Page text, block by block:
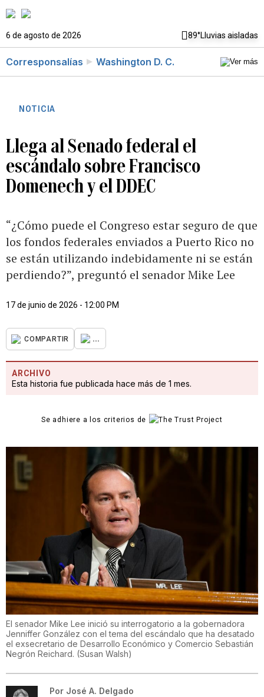
6 de agosto de 2026 89°Lluvias aisladas
Corresponsalías Washington D. C.
NOTICIA
Llega al Senado federal el
escándalo sobre Francisco
Domenech y el DDEC
“¿Cómo puede el Congreso estar seguro de que
los fondos federales enviados a Puerto Rico no
se están utilizando indebidamente ni se están
perdiendo?”, preguntó el senador Mike Lee
17 de junio de 2026 - 12:00 PM
COMPARTIR ...
ARCHIVO
Esta historia fue publicada hace más de 1 mes.
Se adhiere a los criterios de
El senador Mike Lee inició su interrogatorio a la gobernadora
Jenniffer González con el tema del escándalo que ha desatado
el exsecretario de Desarrollo Económico y Comercio Sebastián
Negrón Reichard. (Susan Walsh)
Por José A. Delgado